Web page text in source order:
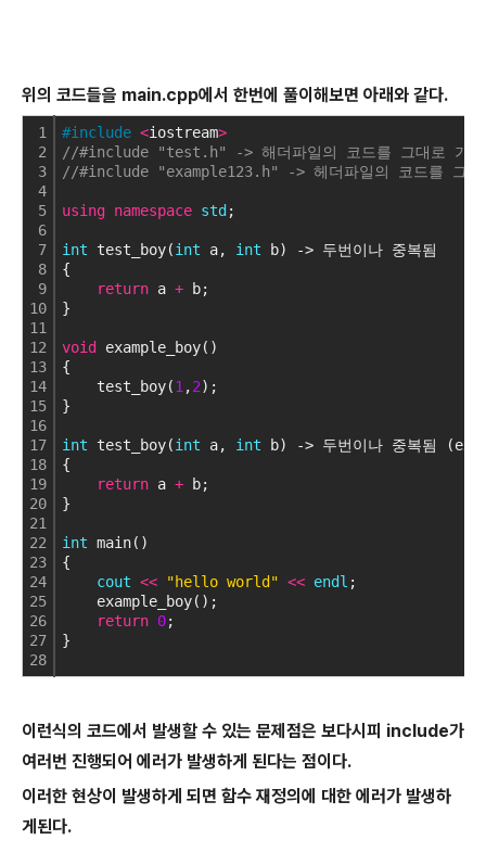
위의 코드들을 main.cpp에서 한번에 풀이해보면 아래와 같다.
1
2
3
4
5
6
7
8
9
10
11
12
13
14
15
16
17
18
19
20
21
22
23
24
25
26
27
28
#include <iostream>
//#include "test.h" -> 해더파일의 코드를 그대로 가져
//#include "example123.h" -> 헤더파일의 코드를 그대
using namespace std ;
int test_boy(int a, int b) -> 두번이나 중복됨
{
return a + b;
}
void
example_boy()
{
test_boy(1 ,2);
}
int test_boy(int a, int b) -> 두번이나 중복됨
{
return a + b;
}
int main()
{
cout << "hello world" << endl ;
example_boy();
return 0;
}
이런식의 코드에서 발생할 수 있는 문제점은 보다시피 include가
여러번 진행되어 에러가 발생하게 된다는 점이다.
이러한 현상이 발생하게 되면 함수 재정의에 대한 에러가 발생하
게된다.